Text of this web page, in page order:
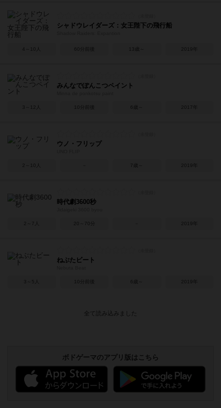
シャドウレイダーズ：女王陛下の飛行船
4～10人 60分前後 13歳～ 2019年
みんなでぽんこつペイント
3～12人 10分前後 6歳～ 2017年
ウノ・フリップ
2～10人 7歳～ 2019年
時代劇3600秒
2～7人 20～70分 2019年
ねぶたビート
3～5人 10分前後 6歳～ 2019年
アクセス数 急上昇中